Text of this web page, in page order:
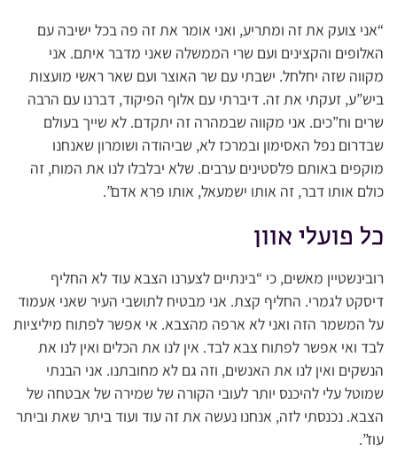
“אני צועק את זה ומתריע, ואני אומר את זה פה בכל ישיבה עם
האלופים והקצינים ועם שרי הממשלה שאני מדבר איתם. אני
מקווה שזה יחלחל. ישבתי עם שר האוצר ועם שאר ראשי מועצות
ביש”ע, זעקתי את זה. דיברתי עם אלוף הפיקוד, דברנו עם הרבה
שרים וח”כים. אני מקווה שבמהרה זה יתקדם. לא שייך בעולם
שבדרום נפל האסימון ובמרכז לא, שביהודה ושומרון שאנחנו
מוקפים באותם פלסטינים ערבים. שלא יבלבלו לנו את המוח, זה
כולם אותו דבר, זה אותו ישמעאל, אותו פרא אדם”.
כל פועלי אוון
רובינשטיין מאשים, כי “בינתיים לצערנו הצבא עוד לא החליף
דיסקט לגמרי. החליף קצת. אני מבטיח לתושבי העיר שאני אעמוד
על המשמר הזה ואני לא ארפה מהצבא. אי אפשר לפתוח מיליציות
לבד ואי אפשר לפתוח צבא לבד. אין לנו את הכלים ואין לנו את
הנשקים ואין לנו את האנשים, וזה גם לא מחובתנו. אני הבנתי
שמוטל עלי להיכנס יותר לעובי הקורה של שמירה של אבטחה של
הצבא. נכנסתי לזה, אנחנו נעשה את זה עוד ועוד ביתר שאת וביתר
עוז”.